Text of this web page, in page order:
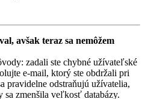
avšak teraz sa nemôžem
zadali ste chybné užívateľské
e-mail, ktorý ste obdržali pri
pravidelne odstraňujú užívatelia,
sa zmenšila veľkosť databázy.